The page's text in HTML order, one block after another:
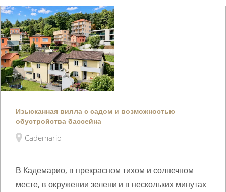
Изысканная вилла с садом и возможностью
обустройства бассейна
Cademario
В Кадемарио, в прекрасном тихом и солнечном
месте, в окружении зелени и в нескольких минутах